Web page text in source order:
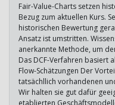
Fair-Value-Charts setzen
Bezug zum aktuellen Kurs.
historischen Bewertung
Ansatz ist umstritten.
anerkannte Methode, um
Das DCF-Verfahren basiert
Flow-Schätzungen Der
tatsächllich vorhandenen
Wir halten sie gut dafür
etablierten